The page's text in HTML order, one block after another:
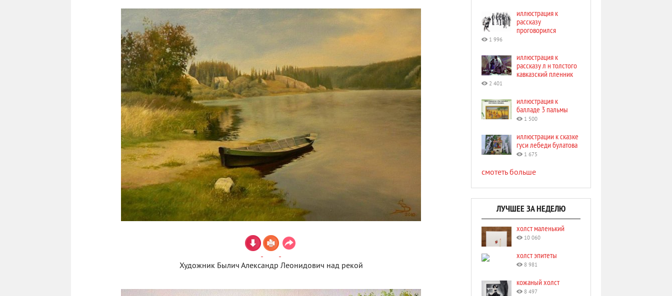
Художник Былич Александр Леонидович над рекой
иллюстрация к
рассказу
проговорился
1 996
иллюстрация к
рассказу л н толстого
кавказский пленник
2 401
иллюстрация к
балладе 3 пальмы
1 500
иллюстрации к сказке
гуси лебеди булатова
1 675
смотеть больше
ЛУЧШЕЕ ЗА НЕДЕЛЮ
холст маленький
10 060
холст эпитеты
8 981
кожаный холст
8 497